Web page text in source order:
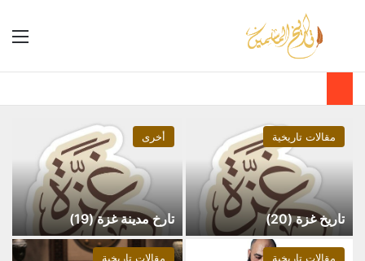
مقالات تاريخية
تاريخ غزة (20)
أخرى
تارخ مدينة غزة (19)
مقالات تاريخية مقالات تاريخية